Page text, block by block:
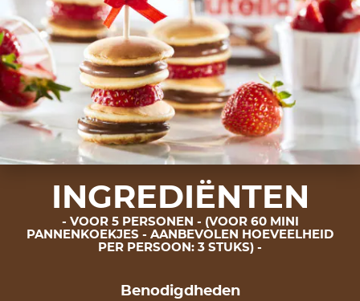
INGREDIËNTEN
VOOR 5 PERSONEN - (VOOR 60 MINI
PANNENKOEKJES - AANBEVOLEN HOEVEELHEID
PER PERSOON: 3 STUKS)
Benodigdheden